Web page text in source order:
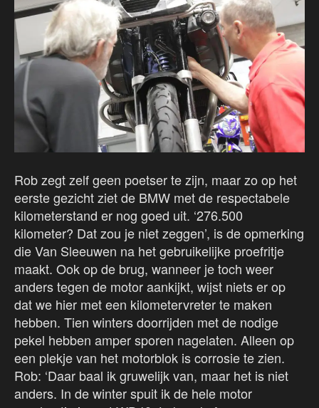
Rob zegt zelf geen poetser te zijn, maar zo op het
eerste gezicht ziet de BMW met de respectabele
kilometerstand er nog goed uit. ‘276.500
kilometer? Dat zou je niet zeggen’, is de opmerking
die Van Sleeuwen na het gebruikelijke proefritje
maakt. Ook op de brug, wanneer je toch weer
anders tegen de motor aankijkt, wijst niets er op
dat we hier met een kilometervreter te maken
hebben. Tien winters doorrijden met de nodige
pekel hebben amper sporen nagelaten. Alleen op
een plekje van het motorblok is corrosie te zien.
Rob: ‘Daar baal ik gruwelijk van, maar het is niet
anders. In de winter spuit ik de hele motor